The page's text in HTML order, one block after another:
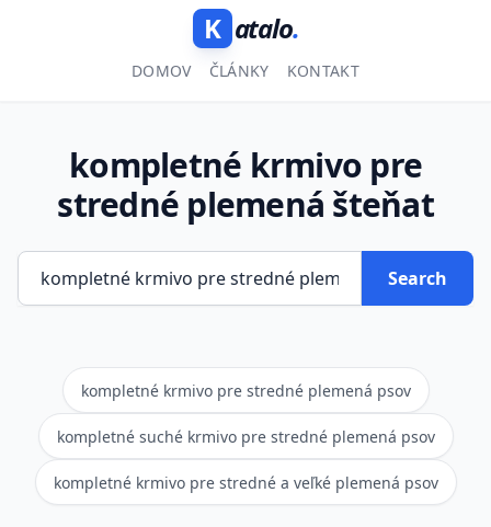
K atalo.
DOMOV ČLÁNKY KONTAKT
kompletné krmivo pre
stredné plemená šteňat
Search
kompletné krmivo pre stredné plemená psov
kompletné suché krmivo pre stredné plemená psov
kompletné krmivo pre stredné a veľké plemená psov